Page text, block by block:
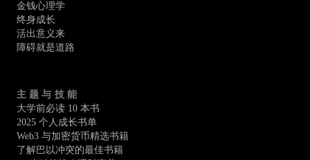
金钱心理学
终身成长
活出意义来
障碍就是道路
主题与技能
大学前必读 10 本书
2025 个人成长书单
Web3 与加密货币精选书籍
了解巴以冲突的最佳书籍